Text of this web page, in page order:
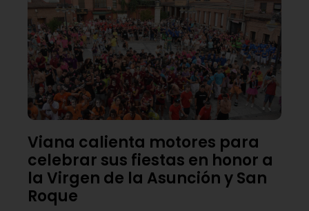
Viana calienta motores para
celebrar sus fiestas en honor a
la Virgen de la Asunción y San
Roque